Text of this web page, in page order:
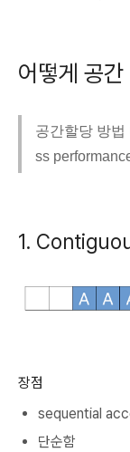
어떻게 공
공간할당 방법
ss
1.
장점
sequential
단순함